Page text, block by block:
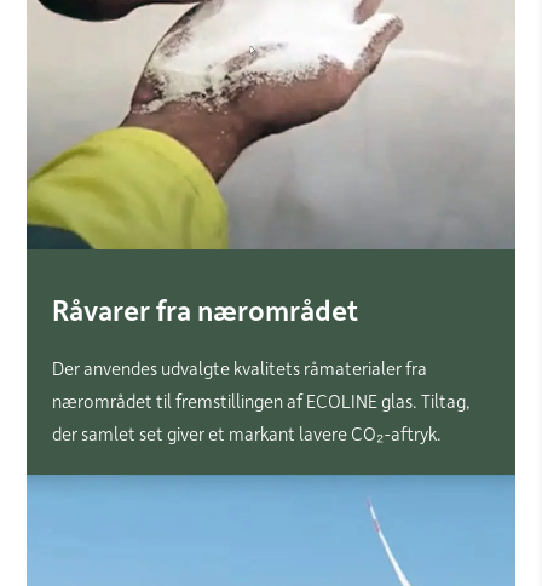
Råvarer fra nærområdet
Der anvendes udvalgte kvalitets råmaterialer fra
nærområdet til fremstillingen af ECOLINE glas. Tiltag,
der samlet set giver et markant lavere CO₂-aftryk.